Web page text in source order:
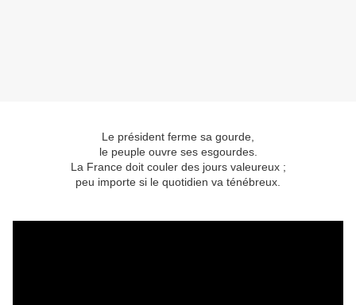
Le président ferme sa gourde,
le peuple ouvre ses esgourdes.
La France doit couler des jours valeureux ;
peu importe si le quotidien va ténébreux.